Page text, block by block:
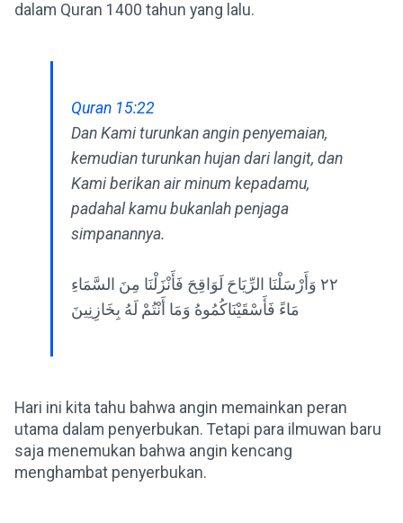
dalam Quran 1400 tahun yang lalu.
Quran 15:22
Dan Kami turunkan angin penyemaian,
kemudian turunkan hujan dari langit, dan
Kami berikan air minum kepadamu,
padahal kamu bukanlah penjaga
simpanannya.
٢٢ وَأَرْسَلْنَا الرِّيَاحَ لَوَاقِحَ فَأَنْزَلْنَا مِنَ السَّمَاءِ
مَاءً فَأَسْقَيْنَاكُمُوهُ وَمَا أَنْتُمْ لَهُ بِخَازِنِينَ
Hari ini kita tahu bahwa angin memainkan peran
utama dalam penyerbukan. Tetapi para ilmuwan baru
saja menemukan bahwa angin kencang
menghambat penyerbukan.